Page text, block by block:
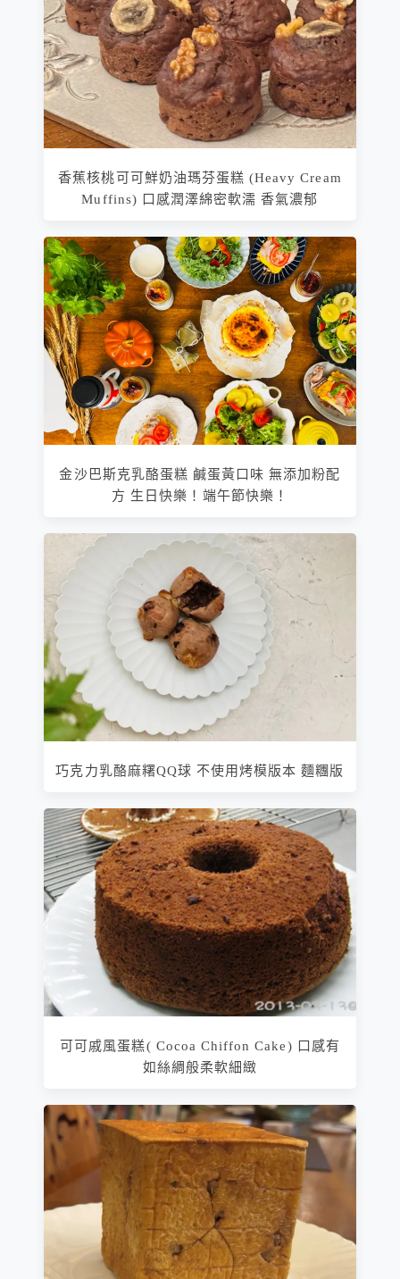
香蕉核桃可可鮮奶油瑪芬蛋糕 (Heavy Cream
Muffins) 口感潤澤綿密軟濡 香氣濃郁
金沙巴斯克乳酪蛋糕 鹹蛋黃口味 無添加粉配
方 生日快樂！端午節快樂！
巧克力乳酪麻糬QQ球 不使用烤模版本 麵糰版
可可戚風蛋糕( Cocoa Chiffon Cake) 口感有
如絲綢般柔軟細緻